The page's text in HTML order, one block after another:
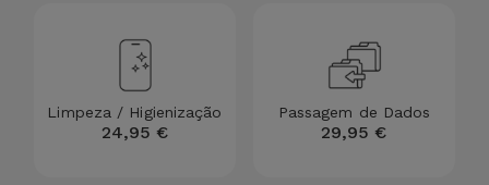
Limpeza / Higienização
24,95 €
Passagem de Dados
29,95 €